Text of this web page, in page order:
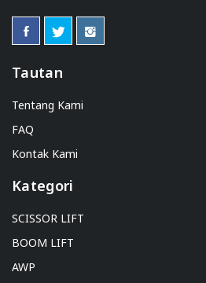
Tautan
Tentang Kami
FAQ
Kontak Kami
Kategori
SCISSOR LIFT
BOOM LIFT
AWP